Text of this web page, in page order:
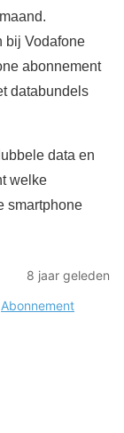
bij Vodafone
abonnement
databundels
data en
welke
smartphone
8 jaar geleden
Abonnement